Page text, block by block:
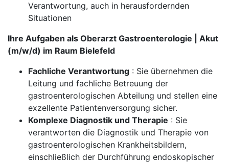
Verantwortung, auch in herausfordernden
Situationen
Ihre Aufgaben als Oberarzt Gastroenterologie | Akut
(m/w/d) im Raum Bielefeld
Fachliche Verantwortung : Sie übernehmen die
Leitung und fachliche Betreuung der
gastroenterologischen Abteilung und stellen eine
exzellente Patientenversorgung sicher.
Komplexe Diagnostik und Therapie : Sie
verantworten die Diagnostik und Therapie von
gastroenterologischen Krankheitsbildern,
einschließlich der Durchführung endoskopischer